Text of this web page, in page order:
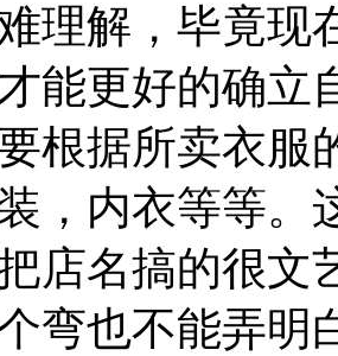
理解，毕竟现
能更好的确立
根据所卖衣服
，内衣等等。
店名搞的很文
弯也不能弄明